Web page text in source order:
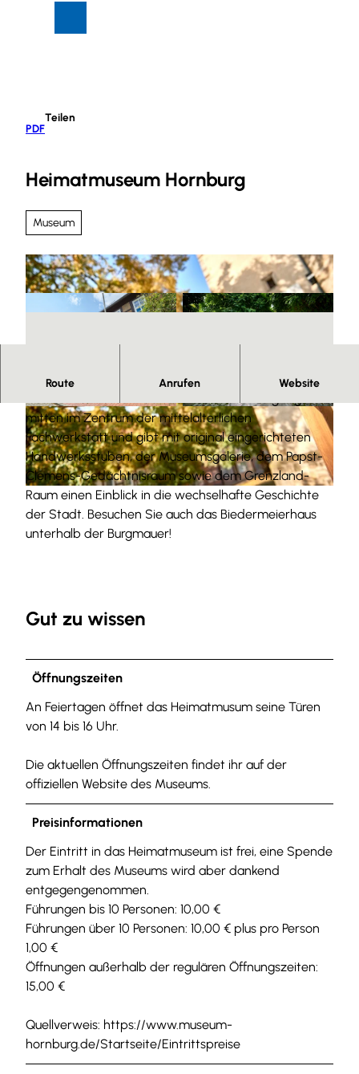
PDF
Teilen
Heimatmuseum Hornburg
Museum
© Anna Meurer
© Anna Meurer © Anna Meurer
Route Anrufen Website
Herzlich Willkommen.
mitten im Zentrum der mittelalterlichen
Fachwerkstatt und gibt mit original eingerichteten
Handwerksstuben, der Museumsgalerie, dem Papst-
Clemens-Gedächtnisraum sowie dem Grenzland-
Raum einen Einblick in die wechselhafte Geschichte
der Stadt. Besuchen Sie auch das Biedermeierhaus
unterhalb der Burgmauer!
Gut zu wissen
Öffnungszeiten
An Feiertagen öffnet das Heimatmusum seine Türen
von 14 bis 16 Uhr.
Die aktuellen Öffnungszeiten findet ihr auf der
offiziellen Website des Museums.
Preisinformationen
Der Eintritt in das Heimatmuseum ist frei, eine Spende
zum Erhalt des Museums wird aber dankend
entgegengenommen.
Führungen bis 10 Personen: 10,00 €
Führungen über 10 Personen: 10,00 € plus pro Person
1,00 €
Öffnungen außerhalb der regulären Öffnungszeiten:
15,00 €
Quellverweis: https://www.museum-
hornburg.de/Startseite/Eintrittspreise